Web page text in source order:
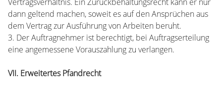
dann geltend machen, soweit es auf den Ansprüchen aus
dem Vertrag zur Ausführung von Arbeiten beruht.
3. Der Auftragnehmer ist berechtigt, bei Auftragserteilung
eine angemessene Vorauszahlung zu verlangen.
VII. Erweitertes Pfandrecht